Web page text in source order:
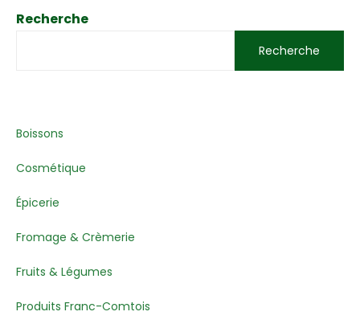
Recherche
Recherche
Boissons
Cosmétique
Épicerie
Fromage & Crèmerie
Fruits & Légumes
Produits Franc-Comtois